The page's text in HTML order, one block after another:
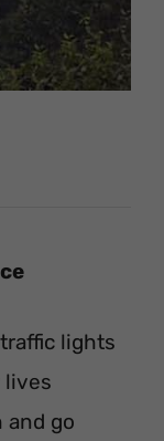
lights
lives
and go